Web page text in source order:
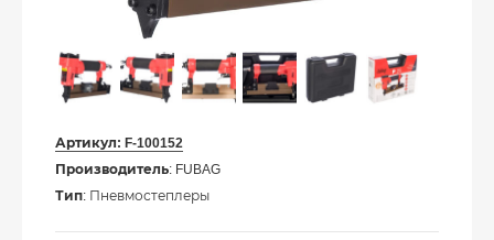
Артикул: F-100152
Производитель: FUBAG
Тип: Пневмостеплеры